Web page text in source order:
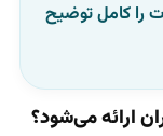
را کامل توضیح
ارائه می‌شود؟